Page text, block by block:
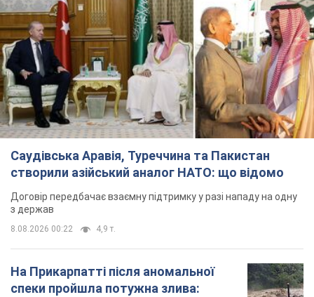
Саудівська Аравія, Туреччина та Пакистан
створили азійський аналог НАТО: що відомо
Договір передбачає взаємну підтримку у разі нападу на одну
з держав
8.08.2026 00:22 4,9 т.
На Прикарпатті після аномальної
спеки пройшла потужна злива: